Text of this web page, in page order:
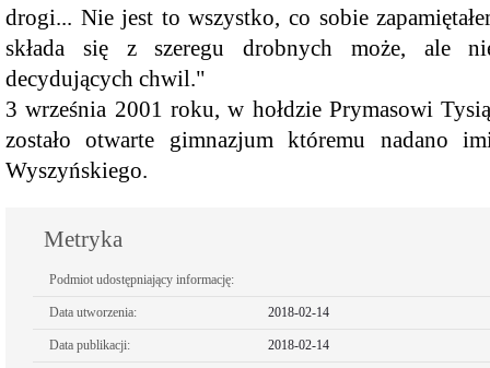
drogi... Nie jest to wszystko, co sobie
składa się z szeregu drobnych może, ale
decydujących chwil."
3 września 2001 roku, w hołdzie Prymasowi
zostało otwarte gimnazjum któremu nadano
Wyszyńskiego.
Metryka
Podmiot udostępniający informację:
Data utworzenia: 2018-02-14
Data publikacji: 2018-02-14